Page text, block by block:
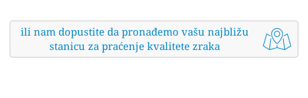
ili nam dopustite da pronađemo vašu najbližu
stanicu za praćenje kvalitete zraka